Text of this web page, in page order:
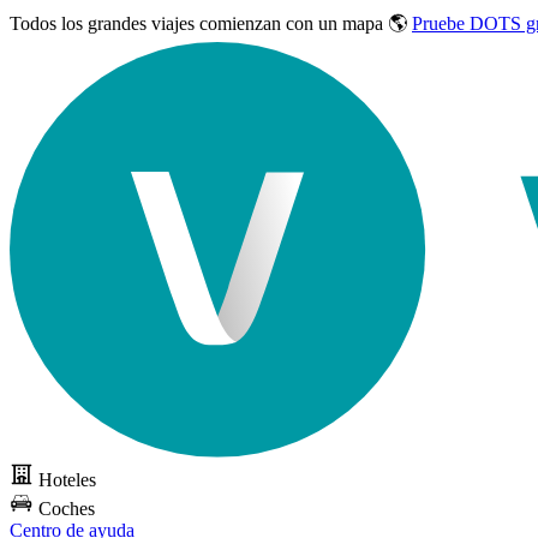
Todos los grandes viajes comienzan con un mapa 🌎 Pruebe DOTS
Hoteles
Coches
Centro de ayuda